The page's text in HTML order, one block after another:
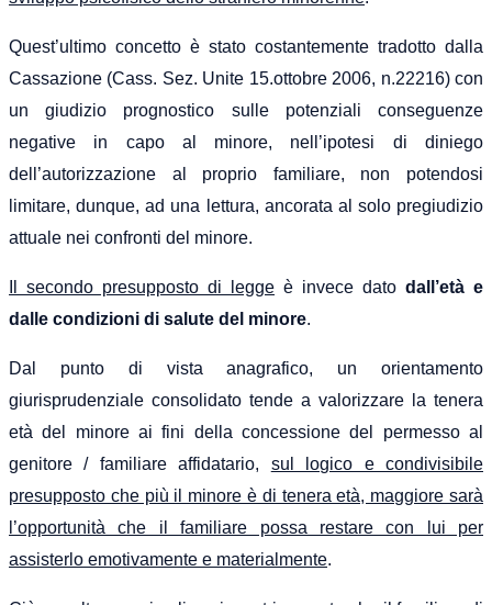
Quest’ultimo concetto è stato costantemente tradotto dalla
Cassazione (Cass. Sez. Unite 15.ottobre 2006, n.22216)con
un giudizio prognostico sulle potenziali conseguenze
negative in capo al minore, nell’ipotesi di diniego
dell’autorizzazione al proprio familiare, non potendosi
limitare, dunque, ad una lettura, ancorata al solo pregiudizio
attuale nei confronti del minore.
Il secondo presupposto di legge è invece dato dall’età e
dalle condizioni di salute del minore.
Dal punto di vista anagrafico, un orientamento
giurisprudenziale consolidato tende a valorizzare la tenera
età del minore ai fini della concessione del permesso al
genitore / familiare affidatario, sul logico e condivisibile
presupposto che più il minore è di tenera età, maggiore sarà
l’opportunità che il familiare possa restare con lui per
assisterlo emotivamente e materialmente.